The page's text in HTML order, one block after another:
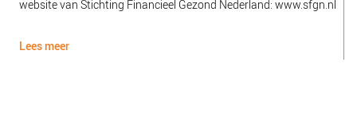
website van Stichting Financieel Gezond Nederland: www.sfgn.nl
Lees meer